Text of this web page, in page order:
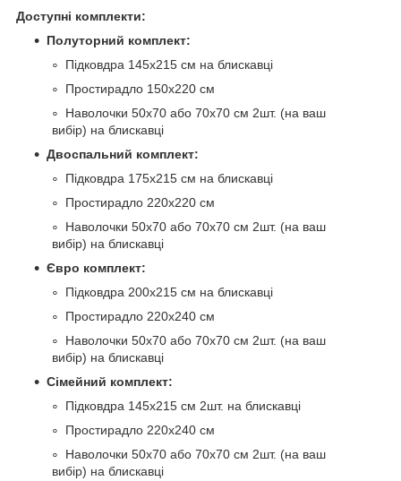
Доступні комплекти:
Полуторний комплект:
Підковдра 145х215 см на блискавці
Простирадло 150х220 см
Наволочки 50х70 або 70х70 см 2шт. (на ваш
вибір) на блискавці
Двоспальний комплект:
Підковдра 175х215 см на блискавці
Простирадло 220х220 см
Наволочки 50х70 або 70х70 см 2шт. (на ваш
вибір) на блискавці
Євро комплект:
Підковдра 200х215 см на блискавці
Простирадло 220х240 см
Наволочки 50х70 або 70х70 см 2шт. (на ваш
вибір) на блискавці
Сімейний комплект:
Підковдра 145х215 см 2шт. на блискавці
Простирадло 220х240 см
Наволочки 50х70 або 70х70 см 2шт. (на ваш
вибір) на блискавці